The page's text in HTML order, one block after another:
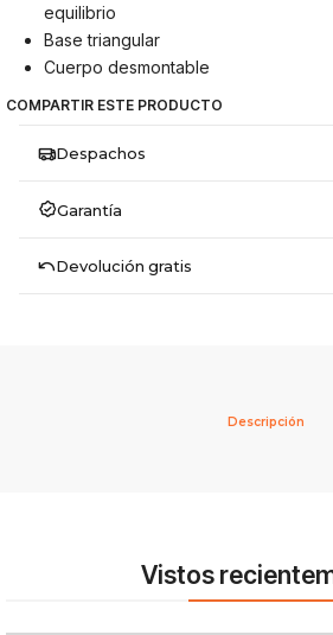
equilibrio
Base triangular
Cuerpo desmontable
COMPARTIR ESTE PRODUCTO
Despachos
Garantía
Devolución gratis
Descripción
Vistos